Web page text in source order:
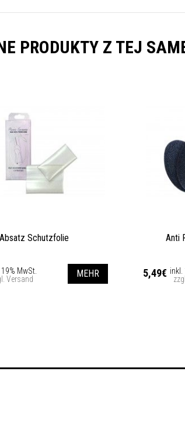
PRODUKTY Z TEJ
Absatz Schutzfolie
MwSt.
Versand
MEHR
Anti
5,49€ inkl.